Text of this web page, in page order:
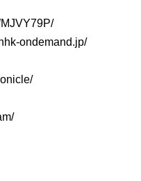
ondemand.jp/